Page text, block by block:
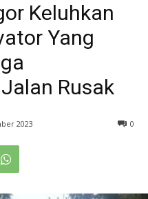
Keluhkan
Yang
Rusak
2023 0